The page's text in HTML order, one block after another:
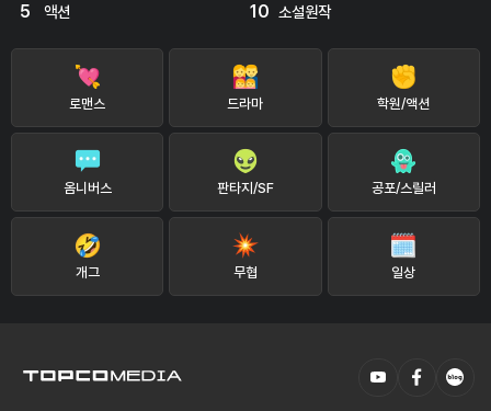
5 액션 10 소설원작
로맨스 드라마 학원/액션
옴니버스 판타지/SF 공포/스릴러
개그 무협 일상